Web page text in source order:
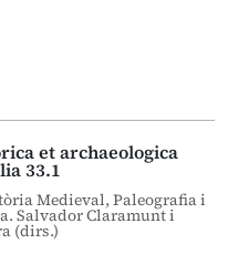
et archaeologica
33.1
Medieval, Paleografia i
Salvador Claramunt i
(dirs.)